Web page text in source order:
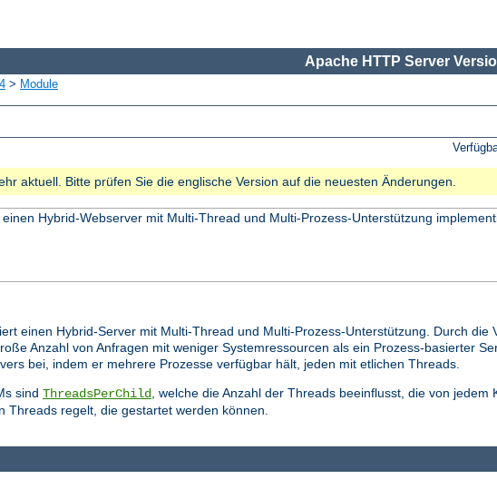
Apache HTTP Server
> Module
aktuell. Bitte prüfen Sie die englische Version auf die neuesten Änderungen.
Hybrid-Webserver mit Multi-Thread und Multi-Prozess-Unterstützung
einen Hybrid-Server mit Multi-Thread und Multi-Prozess-Unterstützung. Durch die
Anzahl von Anfragen mit weniger Systemressourcen als ein Prozess-basierter
bei, indem er mehrere Prozesse verfügbar hält, jeden mit etlichen Threads.
sind ThreadsPerChild, welche die Anzahl der Threads beeinflusst, die von jedem
Threads regelt, die gestartet werden können.